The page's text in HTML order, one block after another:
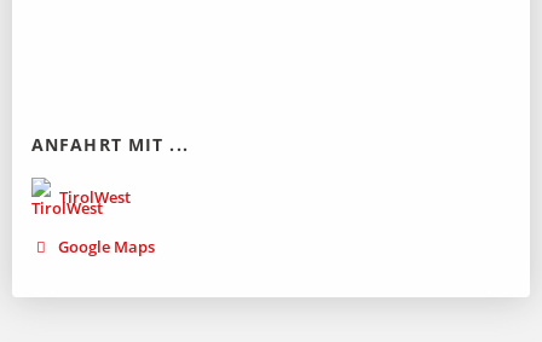
ANFAHRT MIT ...
TirolWest
Google Maps